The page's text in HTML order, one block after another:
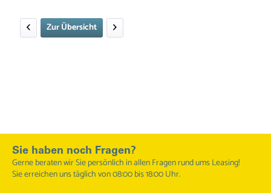
Zur Übersicht
Sie haben noch Fragen?
Gerne beraten wir Sie persönlich in allen Fragen rund ums Leasing!
Sie erreichen uns täglich von 08:00 bis 18:00 Uhr.